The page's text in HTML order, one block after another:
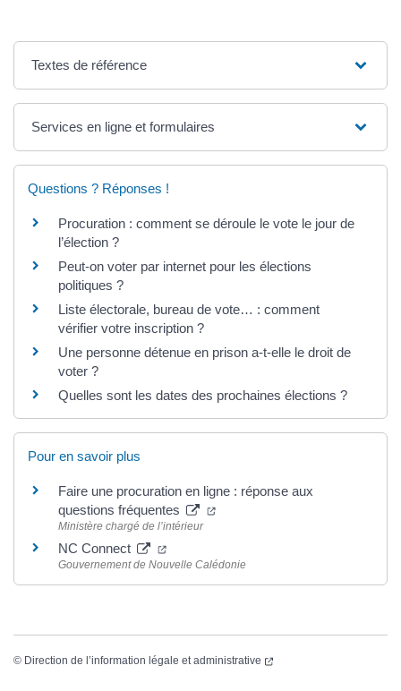
Textes de référence
Services en ligne et formulaires
Questions ? Réponses !
Procuration : comment se déroule le vote le jour de
l’élection ?
Peut-on voter par internet pour les élections
politiques ?
Liste électorale, bureau de vote… : comment
vérifier votre inscription ?
Une personne détenue en prison a-t-elle le droit de
voter ?
Quelles sont les dates des prochaines élections ?
Pour en savoir plus
Faire une procuration en ligne : réponse aux
questions fréquentes
Ministère chargé de l’intérieur
NC Connect
Gouvernement de Nouvelle Calédonie
© Direction de l’information légale et administrative